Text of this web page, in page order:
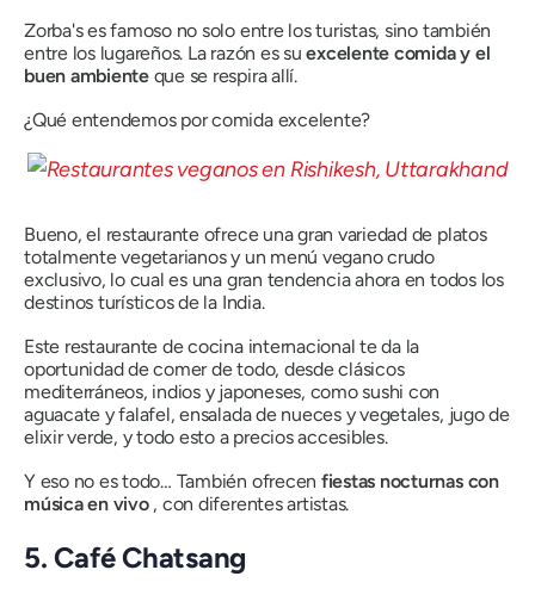
Zorba's es famoso no solo entre los turistas, sino también
entre los lugareños. La razón es suexcelente comida y el
buen ambienteque se respira allí.
¿Qué entendemos por comida excelente?
Bueno, el restaurante ofrece una gran variedad de platos
totalmente vegetarianos y un menú vegano crudo
exclusivo, lo cual es una gran tendencia ahora en todos los
destinos turísticos de la India.
Este restaurante de cocina internacional te da la
oportunidad de comer de todo, desde clásicos
mediterráneos, indios y japoneses, como sushi con
aguacate y falafel, ensalada de nueces y vegetales, jugo de
elixir verde, y todo esto a precios accesibles.
Y eso no es todo… También ofrecen fiestas nocturnas con
música en vivo, con diferentes artistas.
5. Café Chatsang